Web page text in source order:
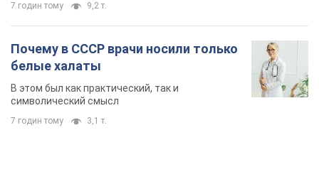
7 годин тому 9,2 т.
Почему в СССР врачи носили только
белые халаты
В этом был как практический, так и
символический смысл
7 годин тому 3,1 т.